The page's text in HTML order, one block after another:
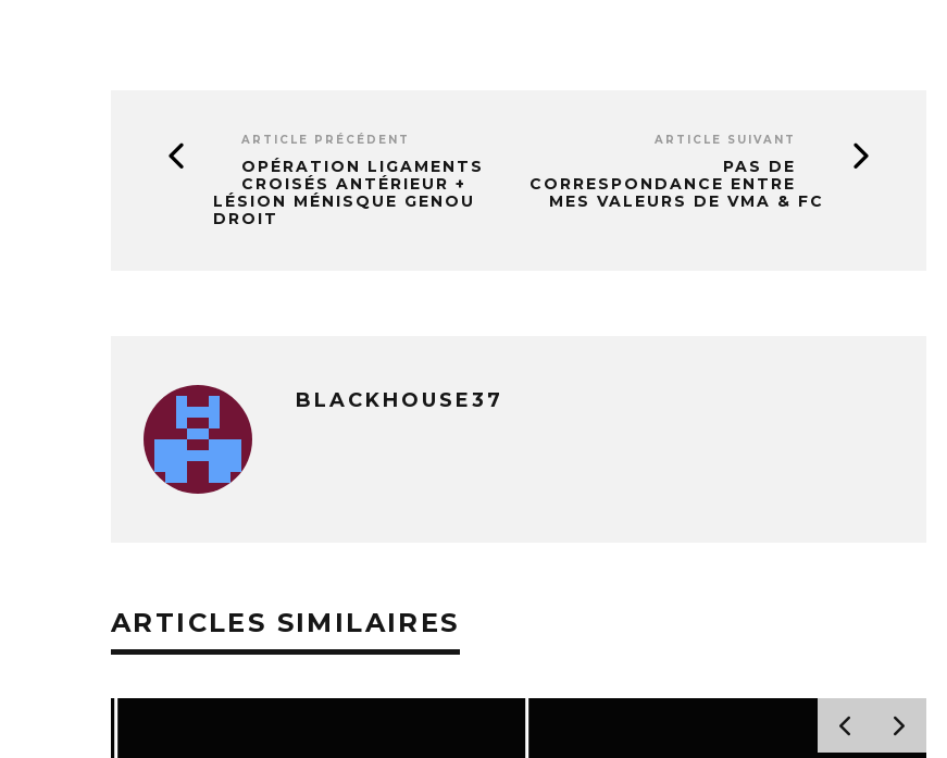
ARTICLE PRÉCÉDENT
OPÉRATION LIGAMENTS
CROISÉS ANTÉRIEUR +
LÉSION MÉNISQUE GENOU
DROIT
ARTICLE SUIVANT
PAS DE
CORRESPONDANCE ENTRE
MES VALEURS DE VMA & FC
BLACKHOUSE37
ARTICLES SIMILAIRES